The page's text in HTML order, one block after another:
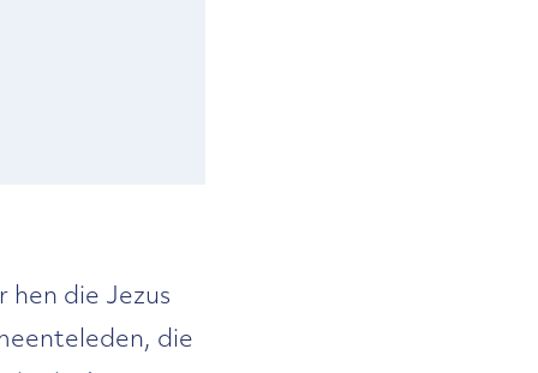
die Jezus
die